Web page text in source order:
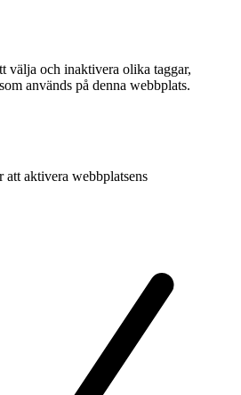
välja och inaktivera olika taggar,
används på denna webbplats.
aktivera webbplatsens